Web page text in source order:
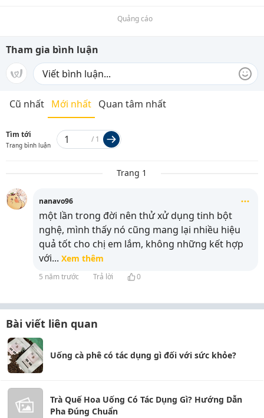
Quảng cáo
Tham gia bình luận
Cũ nhất Mới nhất Quan tâm nhất
Tìm tới
Trang bình luận
/ 1
Trang 1
nanavo96
một lần trong đời nên thử xử dụng tinh bột
nghệ, mình thấy nó cũng mang lại nhiều hiệu
quả tốt cho chị em lắm, không những kết hợp
với... Xem thêm
5 năm trước Trả lời 0
Bài viết liên quan
Uống cà phê có tác dụng gì đối với sức khỏe?
Trà Quế Hoa Uống Có Tác Dụng Gì? Hướng Dẫn
Pha Đúng Chuẩn